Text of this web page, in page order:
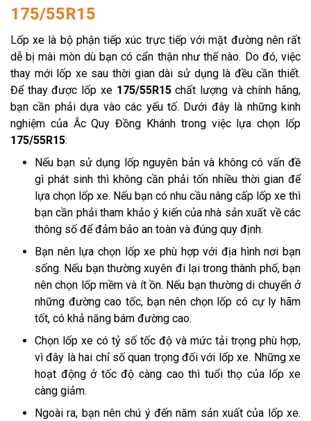
175/55R15
Lốp xe là bộ phận tiếp xúc trực tiếp với mặt đường nên rất
dễ bị mài mòn dù bạn có cẩn thận như thế nào. Do đó, việc
thay mới lốp xe sau thời gian dài sử dụng là đều cần thiết.
Để thay được lốp xe 175/55R15chất lượng và chính hãng,
bạn cần phải dựa vào các yếu tố. Dưới đây là những kinh
nghiệm của Ắc Quy Đồng Khánh trong việc lựa chọn lốp
175/55R15:
Nếu bạn sử dụng lốp nguyên bản và không có vấn đề
gì phát sinh thì không cần phải tốn nhiều thời gian để
lựa chọn lốp xe. Nếu bạn có nhu cầu nâng cấp lốp xe thì
bạn cần phải tham khảo ý kiến của nhà sản xuất về các
thông số để đảm bảo an toàn và đúng quy định.
Bạn nên lựa chọn lốp xe phù hợp với địa hình nơi bạn
sống. Nếu bạn thường xuyên đi lại trong thành phố, bạn
nên chọn lốp mềm và ít ồn. Nếu bạn thường di chuyển ở
những đường cao tốc, bạn nên chọn lốp có cự ly hãm
tốt, có khả năng bám đường cao.
Chọn lốp xe có tỷ số tốc độ và mức tải trọng phù hợp,
vì đây là hai chỉ số quan trọng đối với lốp xe. Những xe
hoạt động ở tốc độ càng cao thì tuổi thọ của lốp xe
càng giảm.
Ngoài ra, bạn nên chú ý đến năm sản xuất của lốp xe.